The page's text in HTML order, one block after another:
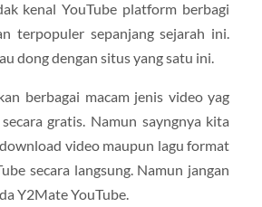
kenal YouTube platform berbagi
terpopuler sepanjang sejarah ini.
dong dengan situs yang satu ini.
berbagai macam jenis video yag
gratis. Namun sayngnya kita
video maupun lagu format
secara langsung. Namun jangan
Y2Mate YouTube.